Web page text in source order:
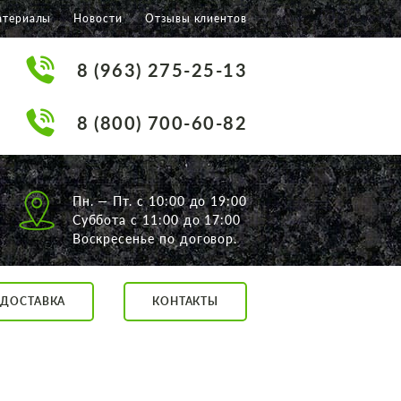
Новости Отзывы клиентов
8 (963) 275-25-13
8 (800) 700-60-82
Пн. — Пт. с 10:00 до 19:00
Суббота с 11:00 до 17:00
Воскресенье по договор.
ДОСТАВКА КОНТАКТЫ